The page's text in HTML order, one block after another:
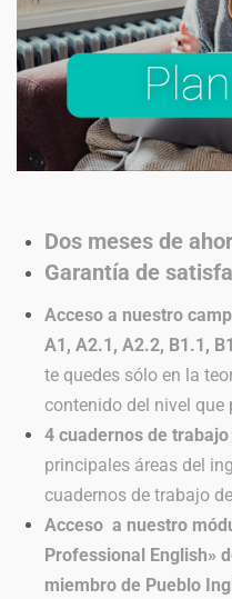
Dos meses de
Garantía de
Acceso a nuestro
A1, A2.1, A2.2, B1.1,
te quedes sólo en la
contenido del nivel que
4 cuadernos de
principales áreas del
cuadernos de trabajo
Acceso a nuestro
Professional English»
miembro de Pueblo